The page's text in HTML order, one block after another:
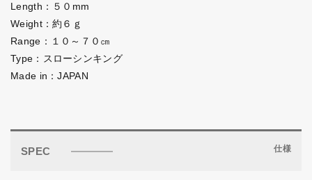
Length：５０mm
Weight：約６ｇ
Range：１０～７０㎝
Type：スローシンキング
Made in：JAPAN
SPEC 仕様